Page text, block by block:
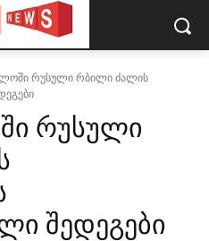
რუსული რბილი ძალის
რუსული
შედეგები